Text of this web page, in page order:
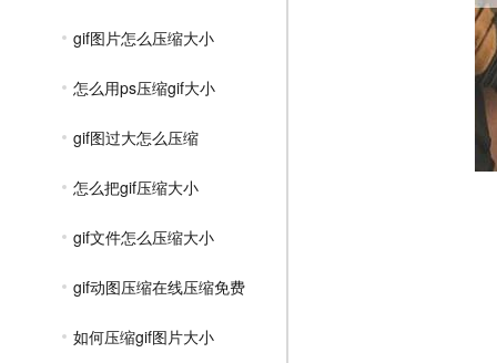
gif图片怎么压缩大小
怎么用ps压缩gif大小
gif图过大怎么压缩
怎么把gif压缩大小
gif文件怎么压缩大小
gif动图压缩在线压缩免费
如何压缩gif图片大小